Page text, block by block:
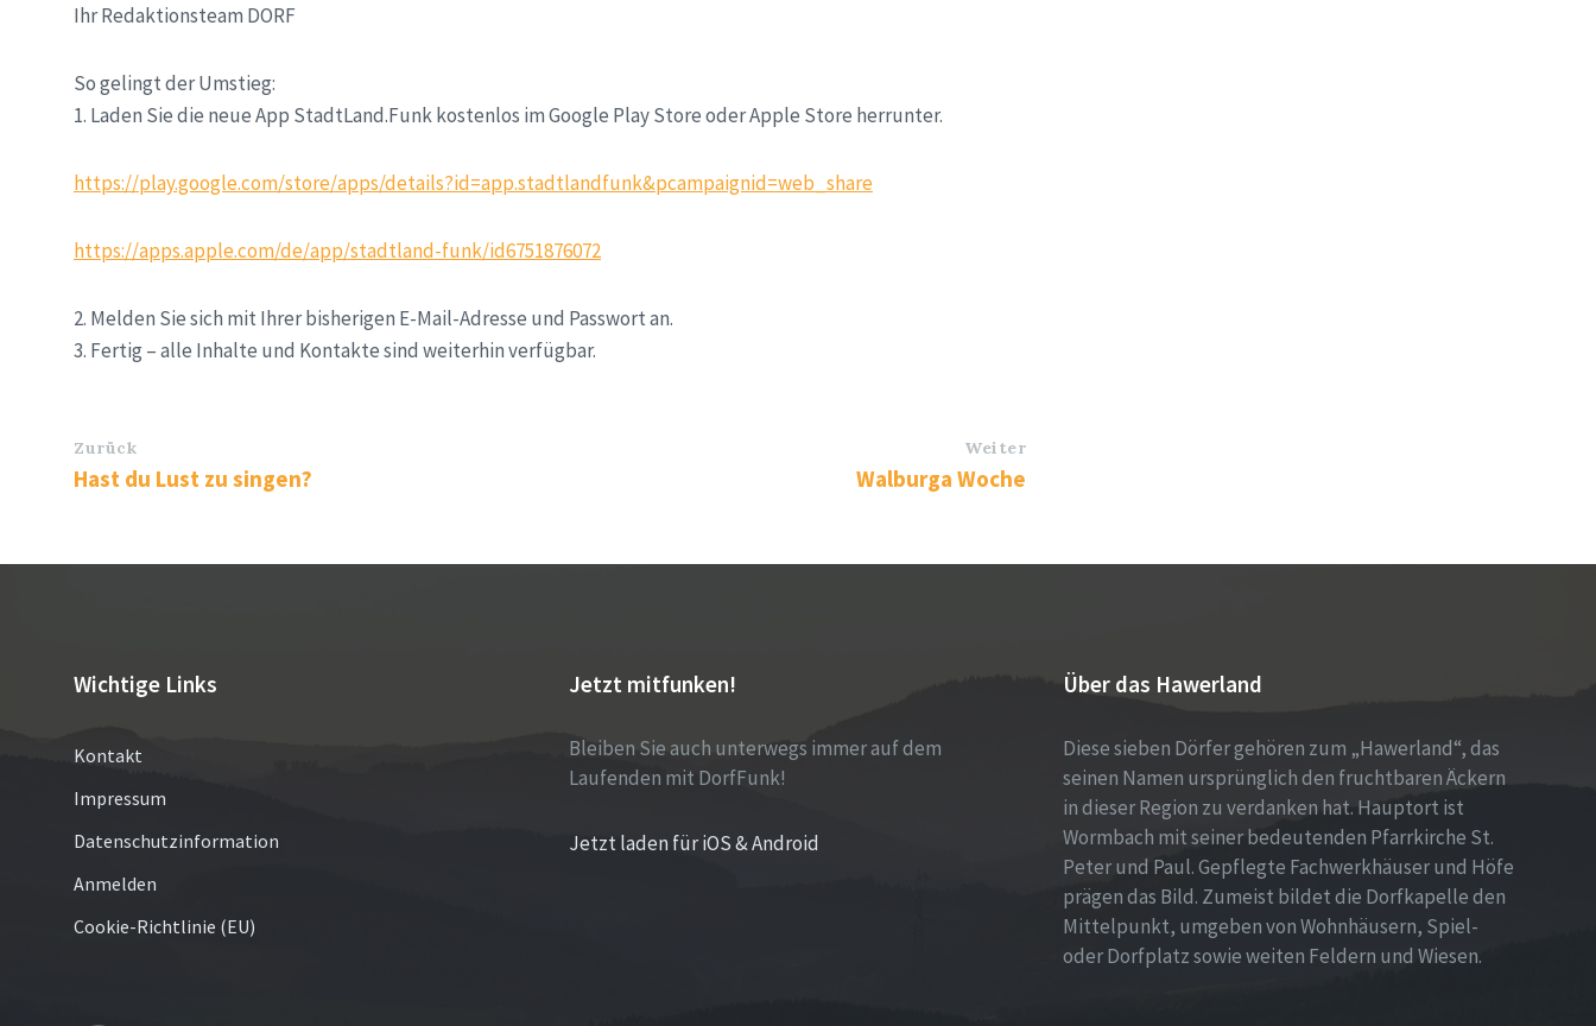
Ihr Redaktionsteam DORF
So gelingt der Umstieg:
1. Laden Sie die neue App StadtLand.Funk kostenlos im Google Play Store oder Apple Store herrunter.
https://play.google.com/store/apps/details?id=app.stadtlandfunk&pcampaignid=web_share
https://apps.apple.com/de/app/stadtland-funk/id6751876072
2. Melden Sie sich mit Ihrer bisherigen E-Mail-Adresse und Passwort an.
3. Fertig – alle Inhalte und Kontakte sind weiterhin verfügbar.
Zurück
Hast du Lust zu singen?
Weiter
Walburga Woche
Wichtige Links
Kontakt
Impressum
Datenschutzinformation
Anmelden
Cookie-Richtlinie (EU)
Jetzt mitfunken!
Bleiben Sie auch unterwegs immer auf dem
Laufenden mit DorfFunk!
Jetzt laden für iOS & Android
Über das Hawerland
Diese sieben Dörfer gehören zum „Hawerland“, das
seinen Namen ursprünglich den fruchtbaren Äckern
in dieser Region zu verdanken hat. Hauptort ist
Wormbach mit seiner bedeutenden Pfarrkirche St.
Peter und Paul. Gepflegte Fachwerkhäuser und Höfe
prägen das Bild. Zumeist bildet die Dorfkapelle den
Mittelpunkt, umgeben von Wohnhäusern, Spiel-
oder Dorfplatz sowie weiten Feldern und Wiesen.